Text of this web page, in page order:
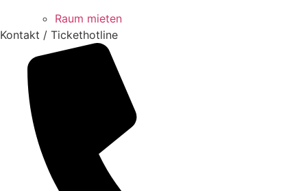
Raum mieten
Kontakt / Tickethotline